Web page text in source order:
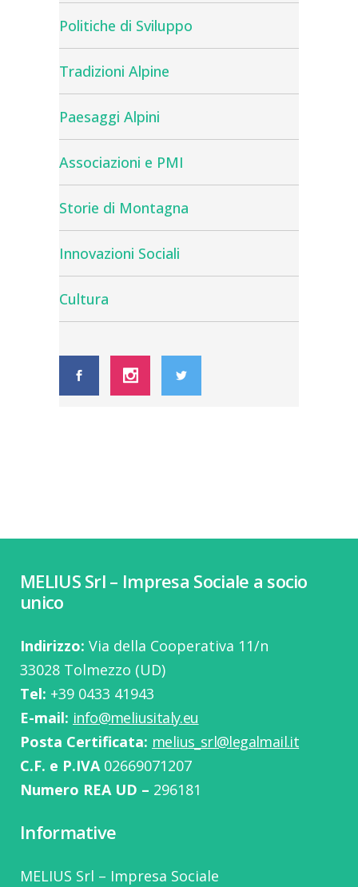
Politiche di Sviluppo
Tradizioni Alpine
Paesaggi Alpini
Associazioni e PMI
Storie di Montagna
Innovazioni Sociali
Cultura
MELIUS Srl – Impresa Sociale a socio
unico
Indirizzo: Via della Cooperativa 11/n
33028 Tolmezzo (UD)
Tel: ‭+39 0433 41943
E-mail: info@meliusitaly.eu
Posta Certificata: melius_srl@legalmail.it
C.F. e P.IVA02669071207
Numero REA UD – 296181
Informative
MELIUS Srl – Impresa Sociale